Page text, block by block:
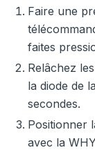
Faire une
faites
Relâchez
la diode de
secondes.
Positionner
avec la